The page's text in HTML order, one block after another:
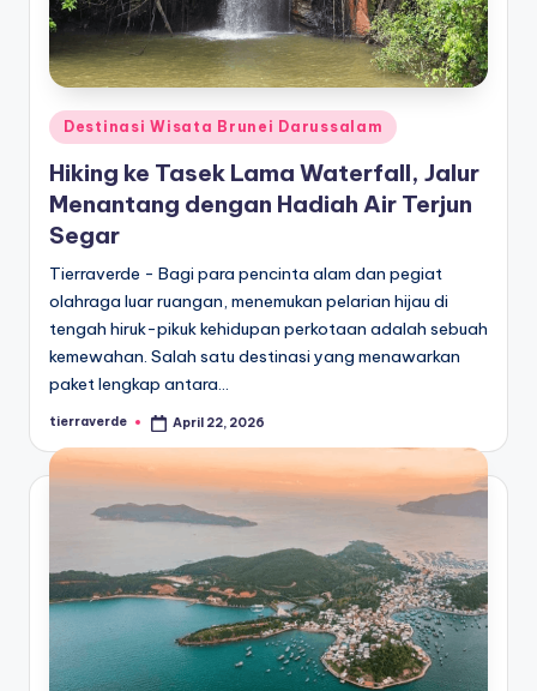
Posted
Destinasi Wisata Brunei Darussalam
Hiking ke Tasek Lama Waterfall, Jalur
Menantang dengan Hadiah Air Terjun
Segar
Tierraverde - Bagi para pencinta alam dan pegiat
olahraga luar ruangan, menemukan pelarian hijau di
tengah hiruk-pikuk kehidupan perkotaan adalah sebuah
kemewahan. Salah satu destinasi yang menawarkan
paket lengkap antara…
Posted
tierraverde April 22, 2026